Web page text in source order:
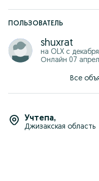
ПОЛЬЗОВАТЕЛЬ
shuxrat
на OLX с декабря
Онлайн 07
Все
Учтепа,
Джизакская область